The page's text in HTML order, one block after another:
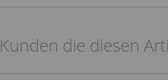
Kunden die diesen